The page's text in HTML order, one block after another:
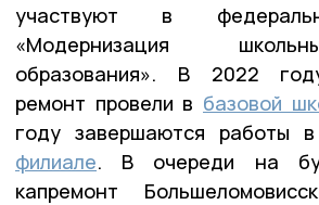
участвуют в
«Модернизация
образования». В 2022
ремонт провели в базовой
году завершаются работы
филиале. В очереди на
капремонт